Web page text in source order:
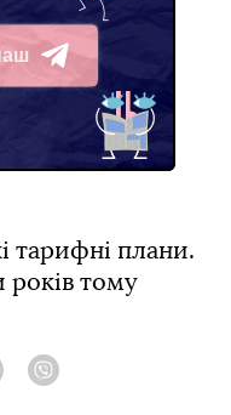
тарифні плани.
років тому
Telegram